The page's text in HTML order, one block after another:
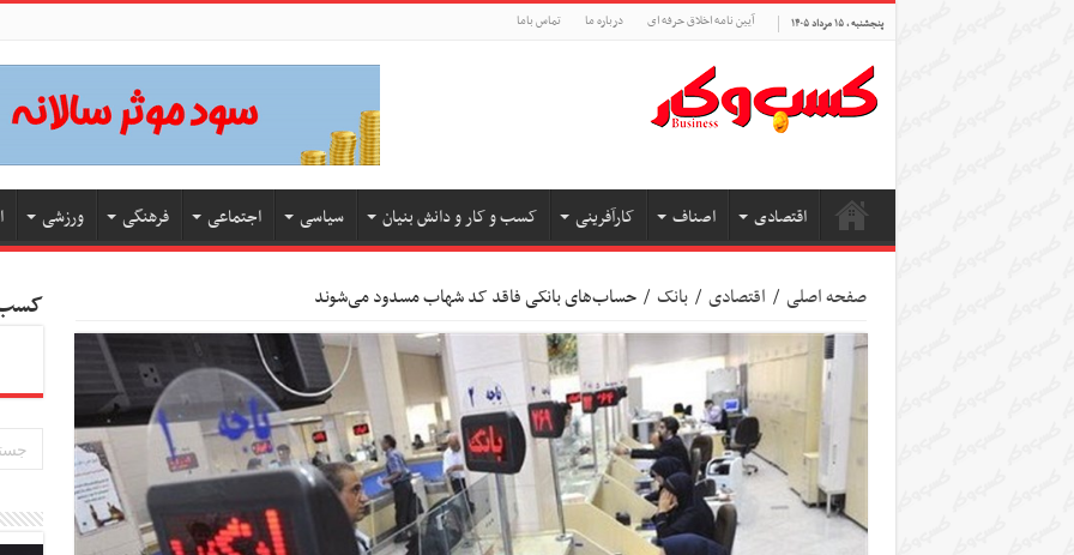
پنجشنبه , ۱۵ مرداد ۱۴۰۵ آیین نامه اخلاق حرفه ای درباره ما تماس باما
اقتصادی اصناف کارآفرینی کسب و کار و دانش بنیان سیاسی اجتماعی فرهنگی ورزشی
صفحه اصلی / اقتصادی / بانک / حساب‌های بانکی فاقد کد شهاب مسدود می‌شوند کسب